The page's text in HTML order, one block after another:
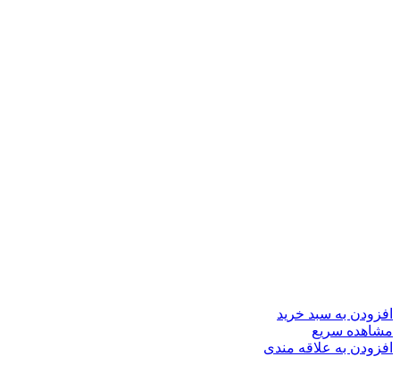
افزودن به سبد خرید
مشاهده سریع
افزودن به علاقه مندی